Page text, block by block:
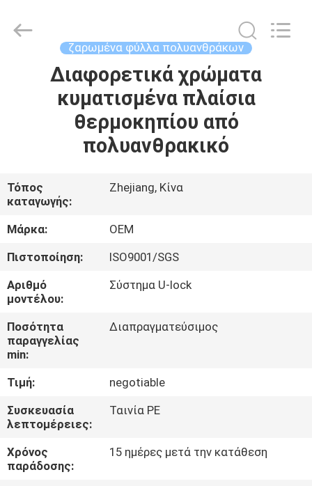
ΠΡΟΪΌΝΤΑ
ΕΜΕΊΣ
ΓΎΡΟΣ
ΕΡΓΟΣΤΑΣΊΩΝ
ΠΟΙΟΤΙΚΌΣ
ΈΛΕΓΧΟΣ
ΕΛΆΤΕ
ΣΕ
ΕΠΑΦΉ
ΜΕ
Material
CO.,LTD.
ζαρωμένα φύλλα πολυανθράκων
Διαφορετικά χρώματα
κυματισμένα πλαίσια
θερμοκηπίου από
πολυανθρακικό
Τόπος
καταγωγής:
Zhejiang, Κίνα
Μάρκα:
OEM
Πιστοποίηση:
ISO9001/SGS
Αριθμό
μοντέλου:
Σύστημα U-lock
Ποσότητα
παραγγελίας
min:
Διαπραγματεύσιμος
Τιμή:
negotiable
Συσκευασία
λεπτομέρειες:
Ταινία PE
Χρόνος
παράδοσης:
15 ημέρες μετά την κατάθεση